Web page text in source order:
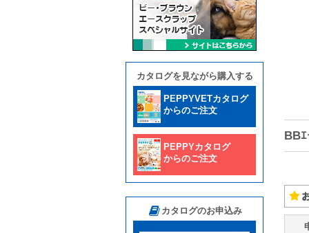
カタログを見ながら購入する
PEPPYVETカタログ
からのご注文
PEPPYカタログ
からのご注文
カタログのお申込み
BB